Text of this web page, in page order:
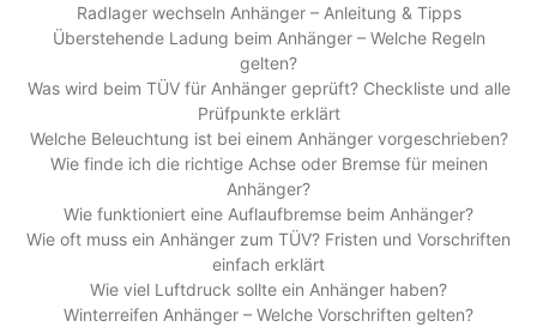
Radlager wechseln Anhänger – Anleitung & Tipps
Überstehende Ladung beim Anhänger – Welche Regeln
gelten?
Was wird beim TÜV für Anhänger geprüft? Checkliste und alle
Prüfpunkte erklärt
Welche Beleuchtung ist bei einem Anhänger vorgeschrieben?
Wie finde ich die richtige Achse oder Bremse für meinen
Anhänger?
Wie funktioniert eine Auflaufbremse beim Anhänger?
Wie oft muss ein Anhänger zum TÜV? Fristen und Vorschriften
einfach erklärt
Wie viel Luftdruck sollte ein Anhänger haben?
Winterreifen Anhänger – Welche Vorschriften gelten?